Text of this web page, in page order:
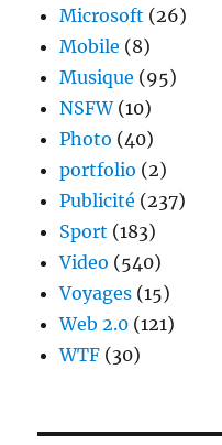
Microsoft (26)
Mobile (8)
Musique (95)
NSFW(10)
Photo (40)
portfolio (2)
Publicité (237)
Sport (183)
Video (540)
Voyages (15)
Web 2.0 (121)
WTF (30)